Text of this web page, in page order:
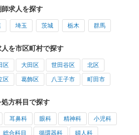
求人を探す
埼玉 茨城 栃木 群馬
を市区町村で探す
区 大田区 世田谷区 北区
区 葛飾区 八王子市 町田市
方科目で探す
耳鼻科 眼科 精神科 小児科
総合科目 循環器科 婦人科